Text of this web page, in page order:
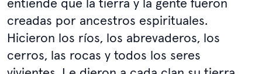
creadas por ancestros espirituales.
Hicieron los ríos, los abrevaderos, los
cerros, las rocas y todos los seres